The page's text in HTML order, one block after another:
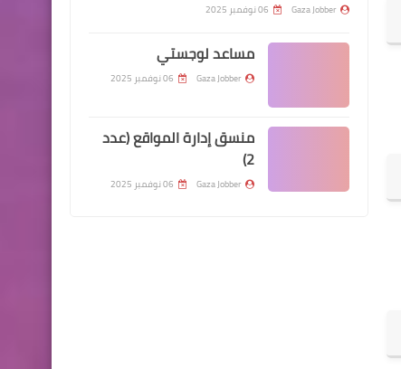
Gaza Jobber 06 نوفمبر 2025
مساعد لوجستي
Gaza Jobber 06 نوفمبر 2025
منسق إدارة المواقع (عدد
2)
Gaza Jobber 06 نوفمبر 2025